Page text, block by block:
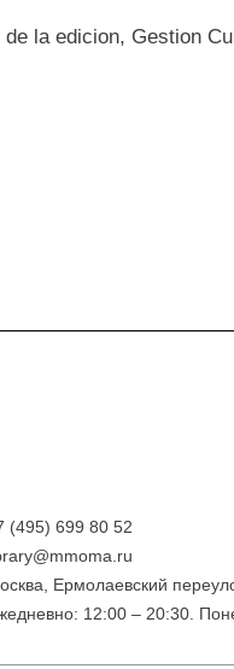
la edicion, Gestion
(495) 699 80 52
Ермолаевский
12:00 – 20:30.